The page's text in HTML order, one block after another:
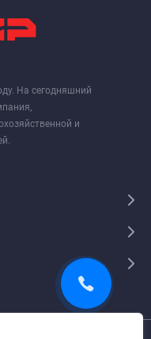
На сегодняшний
и